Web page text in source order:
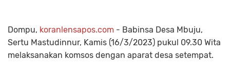
Dompu, koranlensapos.com - Babinsa Desa Mbuju,
Sertu Mastudinnur, Kamis (16/3/2023) pukul 09.30 Wita
melaksanakan komsos dengan aparat desa setempat.